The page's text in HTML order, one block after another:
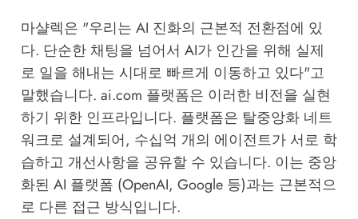
마샬렉은 "우리는 AI 진화의 근본적 전환점에 있
다. 단순한 채팅을 넘어서 AI가 인간을 위해 실제
로 일을 해내는 시대로 빠르게 이동하고 있다"고
말했습니다. ai.com 플랫폼은 이러한 비전을 실현
하기 위한 인프라입니다. 플랫폼은 탈중앙화 네트
워크로 설계되어, 수십억 개의 에이전트가 서로 학
습하고 개선사항을 공유할 수 있습니다. 이는 중앙
화된 AI 플랫폼 (OpenAI, Google 등)과는 근본적으
로 다른 접근 방식입니다.